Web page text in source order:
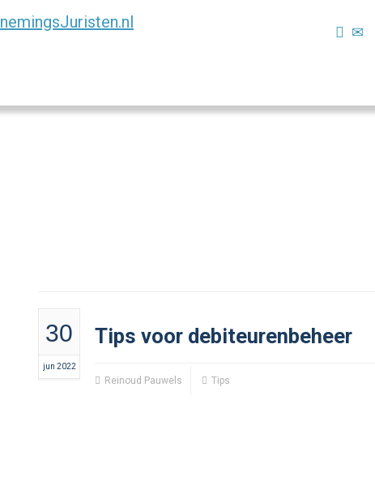
30
jun 2022
Tips voor debiteurenbeheer
Reinoud Pauwels Tips